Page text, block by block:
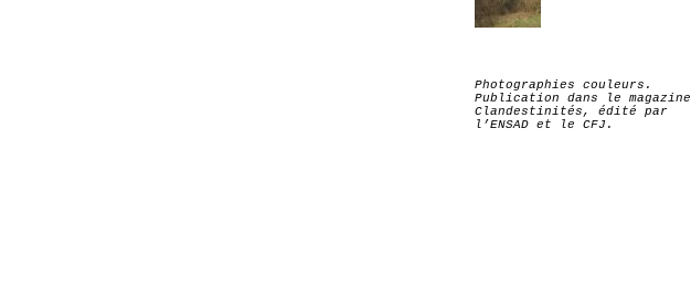
Photographies couleurs.
Publication dans le magazine
Clandestinités, édité par
l’ENSAD et le CFJ.